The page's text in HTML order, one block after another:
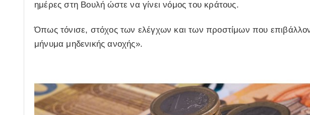
ημέρες στη Βουλή ώστε να γίνει νόμος του κράτους.
Όπως τόνισε, στόχος των ελέγχων και των προστίμων που
μήνυμα μηδενικής ανοχής».